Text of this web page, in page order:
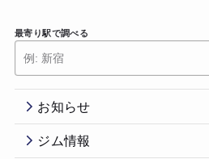
最寄り駅で調べる
お知らせ
ジム情報